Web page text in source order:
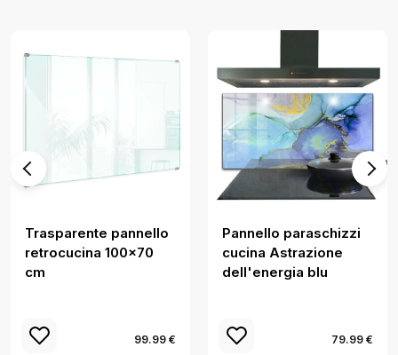
Trasparente pannello
retrocucina 100x70
cm
99.99 €
Pannello paraschizzi
cucina Astrazione
dell'energia blu
79.99 €